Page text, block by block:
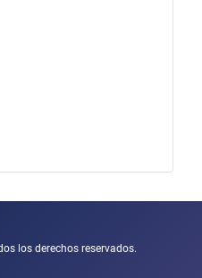
los derechos reservados.